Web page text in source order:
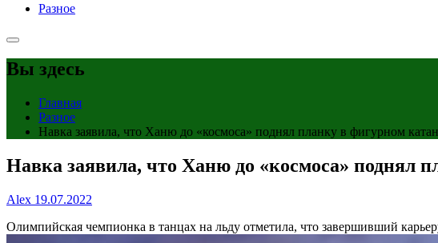
Разное
Вы здесь
Главная
Разное
Навка заявила, что Ханю до «космоса» поднял планку в фигурном
Навка заявила, что Ханю до «космоса» поднял
Alex 19.07.2022
Олимпийская чемпионка в танцах на льду отметила, что завершивший